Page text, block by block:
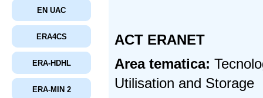
EN UAC
ERA4CS
ERA-HDHL
ERA-MIN 2
ACT ERANET
Area tematica:
Utilisation and Storage